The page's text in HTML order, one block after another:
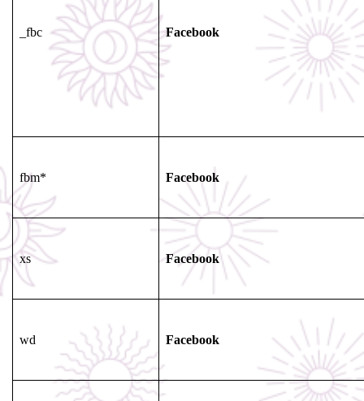
_fbc Facebook
fbm* Facebook
xs Facebook
wd Facebook